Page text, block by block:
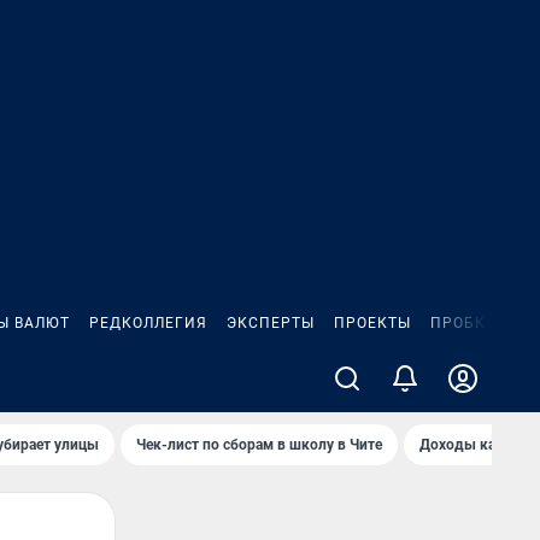
ВАЛЮТ РЕДКОЛЛЕГИЯ ЭКСПЕРТЫ ПРОЕКТЫ ПРОБКИ
улицы Чек-лист по сборам в школу в Чите Доходы